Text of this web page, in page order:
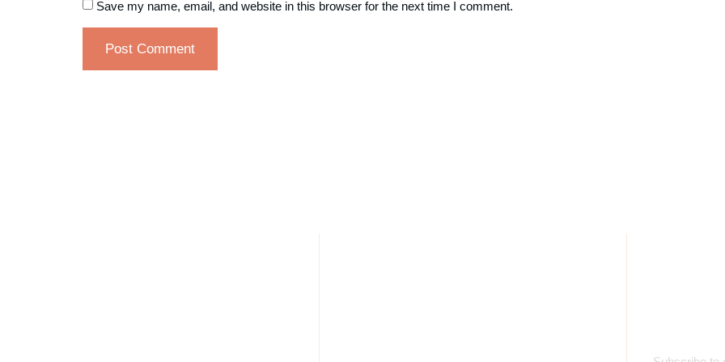
Save my name, email, and website in this browser for the next time I comment.